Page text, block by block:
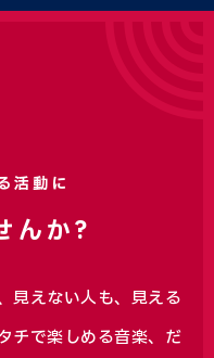
活動に
んか?
見えない人も、見える
で楽しめる音楽、 だ